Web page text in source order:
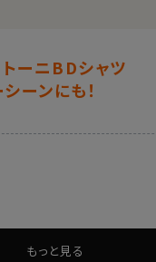
ーニBDシャツ
ーンにも！
もっと見る